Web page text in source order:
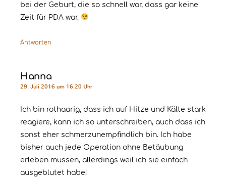
bei der Geburt, die so schnell war, dass gar keine
Zeit für PDA war.
Antworten
Hanna
29. Juli 2016 um 16:20 Uhr
Ich bin rothaarig, dass ich auf Hitze und Kälte stark
reagiere, kann ich so unterschreiben, auch dass ich
sonst eher schmerzunempfindlich bin. Ich habe
bisher auch jede Operation ohne Betäubung
erleben müssen, allerdings weil ich sie einfach
ausgeblutet habe!